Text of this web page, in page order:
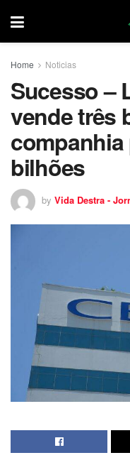
Home Noticias
Sucesso –
vende três
companhia
bilhões
by Vida Destra -